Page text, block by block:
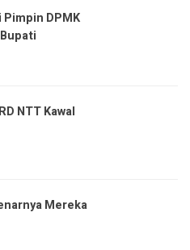
Pimpin DPMK
NTT Kawal
Mereka